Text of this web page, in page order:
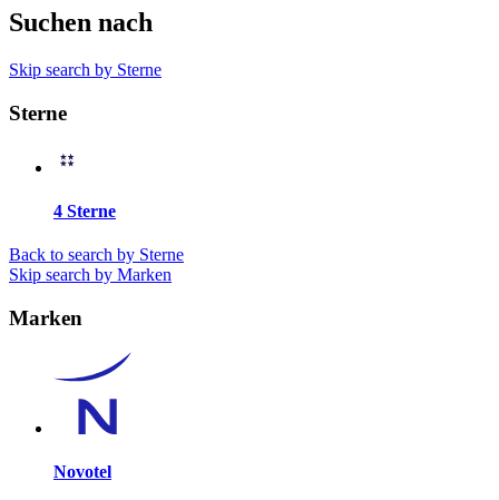
Suchen nach
Skip search by Sterne
Sterne
4 Sterne
Back to search by Sterne
Skip search by Marken
Marken
Novotel